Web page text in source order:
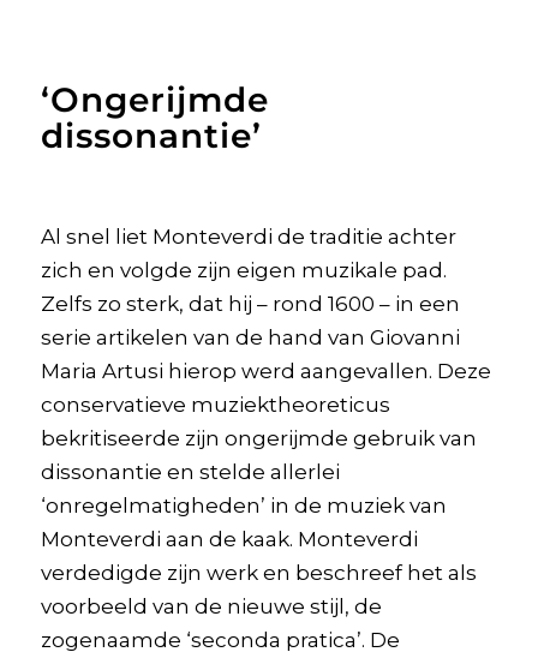
‘Ongerijmde
dissonantie’
Al snel liet Monteverdi de traditie achter
zich en volgde zijn eigen muzikale pad.
Zelfs zo sterk, dat hij – rond 1600 – in een
serie artikelen van de hand van Giovanni
Maria Artusi hierop werd aangevallen. Deze
conservatieve muziektheoreticus
bekritiseerde zijn ongerijmde gebruik van
dissonantie en stelde allerlei
‘onregelmatigheden’ in de muziek van
Monteverdi aan de kaak. Monteverdi
verdedigde zijn werk en beschreef het als
voorbeeld van de nieuwe stijl, de
zogenaamde ‘seconda pratica’. De